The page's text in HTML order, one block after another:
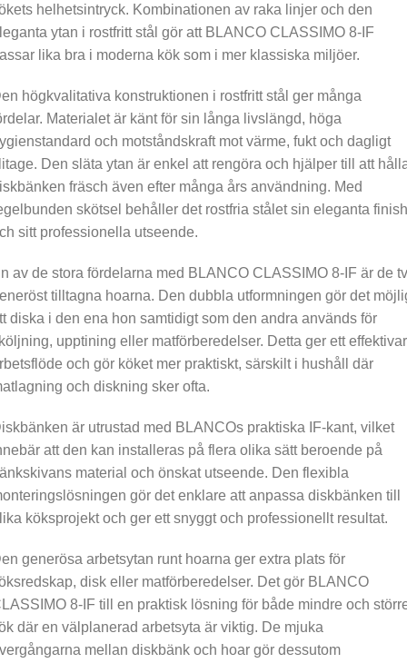
helhetsintryck. Kombinationen av raka linjer och den
ytan i rostfritt stål gör att BLANCO CLASSIMO 8-IF
lika bra i moderna kök som i mer klassiska miljöer.
högkvalitativa konstruktionen i rostfritt stål ger många
Materialet är känt för sin långa livslängd, höga
och motståndskraft mot värme, fukt och dagligt
Den släta ytan är enkel att rengöra och hjälper till att
fräsch även efter många års användning. Med
skötsel behåller det rostfria stålet sin eleganta finish
sitt professionella utseende.
av de stora fördelarna med BLANCO CLASSIMO 8-IF är de
tilltagna hoarna. Den dubbla utformningen gör det
diska i den ena hon samtidigt som den andra används för
upptining eller matförberedelser. Detta ger ett
och gör köket mer praktiskt, särskilt i hushåll där
och diskning sker ofta.
är utrustad med BLANCOs praktiska IF-kant, vilket
att den kan installeras på flera olika sätt beroende på
material och önskat utseende. Den flexibla
gör det enklare att anpassa diskbänken till
köksprojekt och ger ett snyggt och professionellt resultat.
generösa arbetsytan runt hoarna ger extra plats för
disk eller matförberedelser. Det gör BLANCO
8-IF till en praktisk lösning för både mindre och
där en välplanerad arbetsyta är viktig. De mjuka
mellan diskbänk och hoar gör dessutom